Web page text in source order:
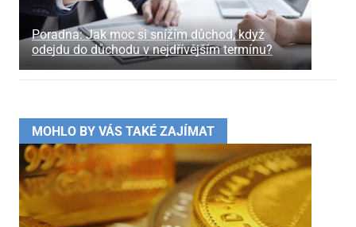
Poradna: Jak moc si snížím důchod, když
odejdu do důchodu v nejdřívějším termínu?
MOHLO BY VÁS TAKÉ ZAJÍMAT